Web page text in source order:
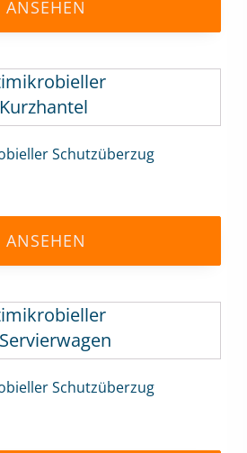
ANSEHEN
Schutzüberzug
ANSEHEN
Schutzüberzug